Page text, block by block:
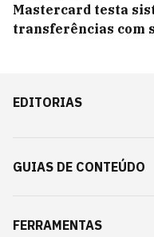
Mastercard testa
transferências com
EDITORIAS
GUIAS DE CONTEÚDO
FERRAMENTAS